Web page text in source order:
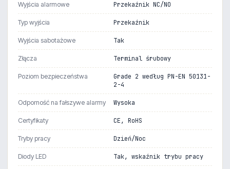
Wyjścia alarmowe Przekaźnik NC/NO
Typ wyjścia Przekaźnik
Wyjścia sabotażowe Tak
Złącza Terminal śrubowy
Poziom bezpieczeństwa
Grade 2 według PN-EN 50131-
2-4
Odporność na fałszywe alarmy Wysoka
Certyfikaty CE, RoHS
Tryby pracy Dzień/Noc
Diody LED Tak, wskaźnik trybu pracy